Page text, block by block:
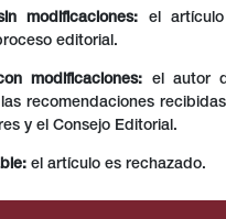
modificaciones: el
editorial.
modificaciones: el autor
recomendaciones
y el Consejo Editorial.
el artículo es rechazado.